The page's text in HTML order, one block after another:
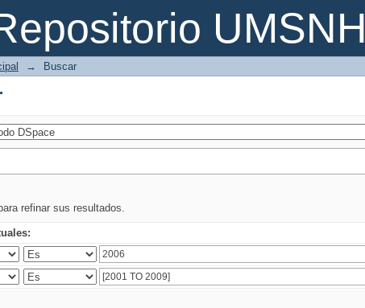
UMSNH
→ Buscar
refinar sus resultados.